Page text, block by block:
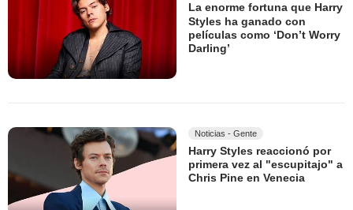
La enorme fortuna que Harry
Styles ha ganado con
películas como ‘Don’t Worry
Darling’
Noticias - Gente
Harry Styles reaccionó por
primera vez al "escupitajo" a
Chris Pine en Venecia